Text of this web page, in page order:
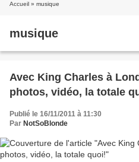
Accueil » musique
musique
Avec King Charles à
photos, vidéo, la totale
Publié le 16/11/2011 à 11:30
Par NotSoBlonde